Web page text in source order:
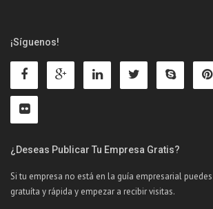
¡Síguenos!
¿Deseas Publicar Tu Empresa Gratis?
Si tu empresa no está en la guía empresarial
gratuíta y rápida y empezar a recibir visitas.